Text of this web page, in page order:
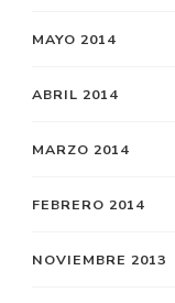
MAYO 2014
ABRIL 2014
MARZO 2014
FEBRERO 2014
NOVIEMBRE 2013